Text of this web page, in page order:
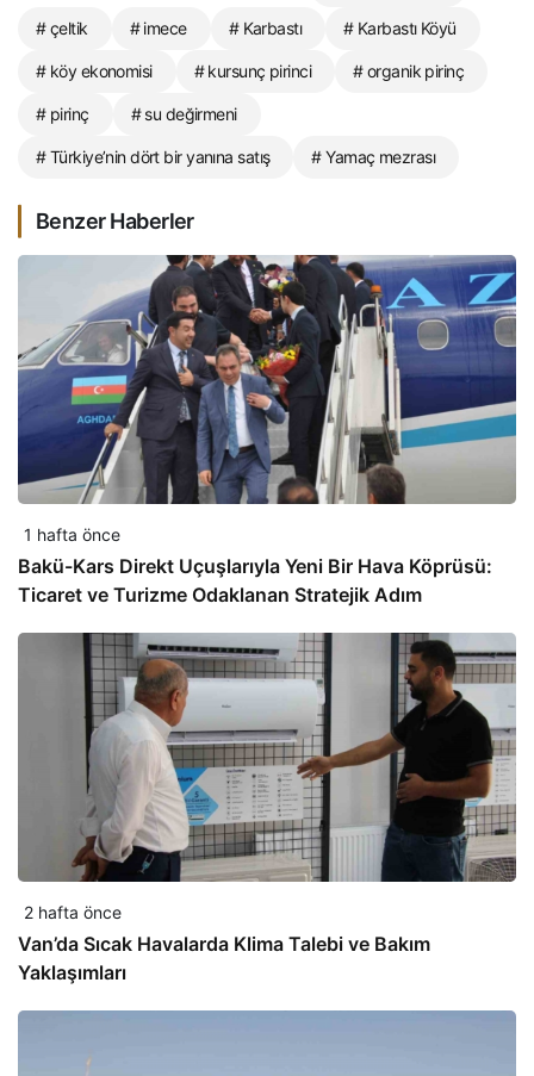
# çeltik # imece # Karbastı # Karbastı Köyü
# köy ekonomisi # kursunç pirinci # organik pirinç
# pirinç # su değirmeni
# Türkiye’nin dört bir yanına satış # Yamaç mezrası
Benzer Haberler
1 hafta önce
Bakü-Kars Direkt Uçuşlarıyla Yeni Bir Hava Köprüsü:
Ticaret ve Turizme Odaklanan Stratejik Adım
2 hafta önce
Van’da Sıcak Havalarda Klima Talebi ve Bakım
Yaklaşımları